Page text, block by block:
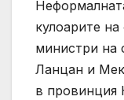
кулоарите
министри на
Ланцан и
в провинция